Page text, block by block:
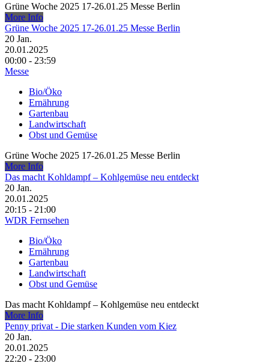
Grüne Woche 2025 17-26.01.25 Messe Berlin
More Info
Grüne Woche 2025 17-26.01.25 Messe Berlin
20 Jan.
20.01.2025
00:00 - 23:59
Messe
Bio/Öko
Ernährung
Gartenbau
Landwirtschaft
Obst und Gemüse
Grüne Woche 2025 17-26.01.25 Messe Berlin
More Info
Das macht Kohldampf – Kohlgemüse neu entdeckt
20 Jan.
20.01.2025
20:15 - 21:00
WDR Fernsehen
Bio/Öko
Ernährung
Gartenbau
Landwirtschaft
Obst und Gemüse
Das macht Kohldampf – Kohlgemüse neu entdeckt
More Info
Penny privat - Die starken Kunden vom Kiez
20 Jan.
20.01.2025
22:20 - 23:00